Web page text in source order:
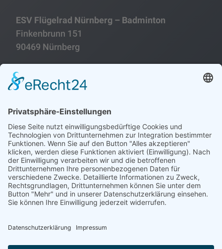
ESV Flügelrad Nürnberg – Badminton
Finkenbrunn 151
90469 Nürnberg
Impressum
Datenschutzerklärung
Historie
Sitemap
Erklärung zur Barrierefreiheit